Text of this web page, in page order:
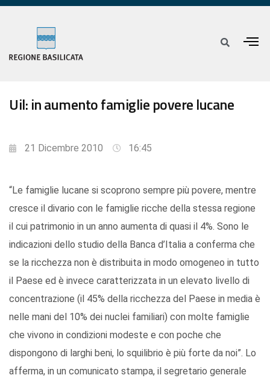
Uil: in aumento famiglie povere lucane
21 Dicembre 2010 16:45
“Le famiglie lucane si scoprono sempre più povere, mentre
cresce il divario con le famiglie ricche della stessa regione
il cui patrimonio in un anno aumenta di quasi il 4%. Sono le
indicazioni dello studio della Banca d’Italia a conferma che
se la ricchezza non è distribuita in modo omogeneo in tutto
il Paese ed è invece caratterizzata in un elevato livello di
concentrazione (il 45% della ricchezza del Paese in media è
nelle mani del 10% dei nuclei familiari) con molte famiglie
che vivono in condizioni modeste e con poche che
dispongono di larghi beni, lo squilibrio è più forte da noi”. Lo
afferma, in un comunicato stampa, il segretario generale